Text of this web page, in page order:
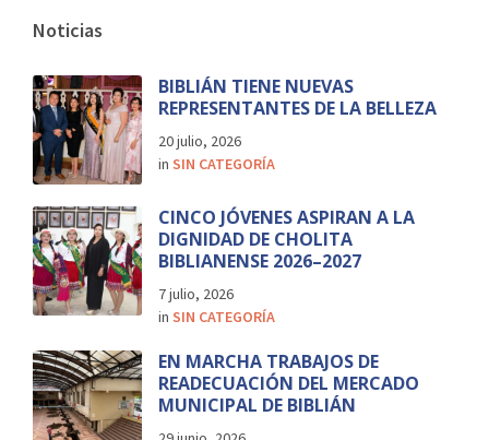
Noticias
BIBLIÁN TIENE NUEVAS
REPRESENTANTES DE LA BELLEZA
20 julio, 2026
in SIN CATEGORÍA
CINCO JÓVENES ASPIRAN A LA
DIGNIDAD DE CHOLITA
BIBLIANENSE 2026–2027
7 julio, 2026
in SIN CATEGORÍA
EN MARCHA TRABAJOS DE
READECUACIÓN DEL MERCADO
MUNICIPAL DE BIBLIÁN